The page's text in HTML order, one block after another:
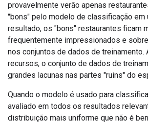
provavelmente verão apenas
"bons" pelo modelo de classificação em
resultado, os "bons" restaurantes ficam
frequentemente impressionados e
nos conjuntos de dados de treinamento.
recursos, o conjunto de dados de
grandes lacunas nas partes "ruins" do
Quando o modelo é usado para
avaliado em todos os resultados
distribuição mais uniforme que não é